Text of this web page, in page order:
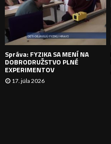
Správa: FYZIKA SA MENÍ NA
DOBRODRUŽSTVO PLNÉ
EXPERIMENTOV
17. júla 2026